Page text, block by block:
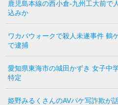
鹿児島本線の西小倉-九州工大前で
込みか
ワカバウォークで殺人未遂事件 鶴
で逮捕
愛知県東海市の城田かずき 女子中
特定
姫野みるくさんのAVパケ写詐欺が